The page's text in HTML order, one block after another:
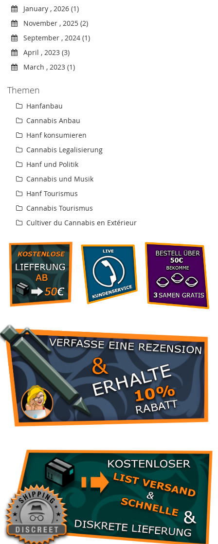
January , 2026 (1)
November , 2025 (2)
September , 2024 (1)
April , 2023 (3)
March , 2023 (1)
Themen
Hanfanbau
Cannabis Anbau
Hanf konsumieren
Cannabis Legalisierung
Hanf und Politik
Cannabis und Musik
Hanf Tourismus
Cannabis Tourismus
Cultiver du Cannabis en Extérieur